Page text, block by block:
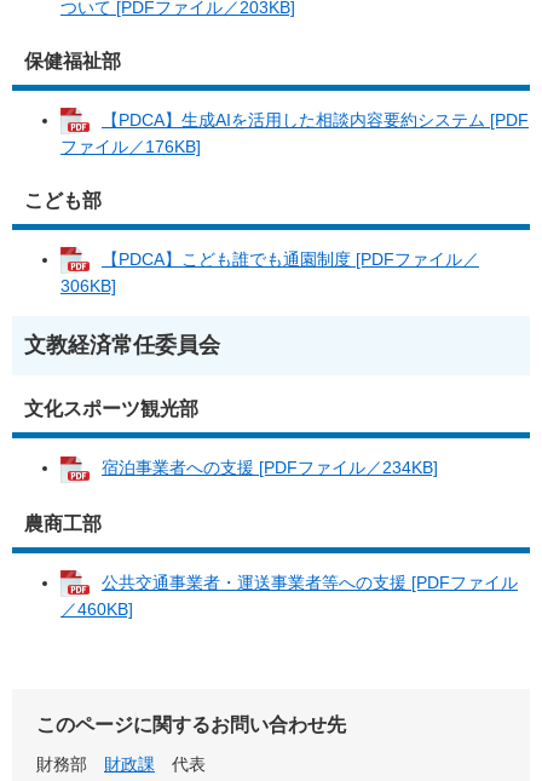
ついて [PDFファイル／203KB]
保健福祉部
【PDCA】生成AIを活用した相談内容要約システム [PDF
ファイル／176KB]
こども部
【PDCA】こども誰でも通園制度 [PDFファイル／
306KB]
文教経済常任委員会
文化スポーツ観光部
宿泊事業者への支援 [PDFファイル／234KB]
農商工部
公共交通事業者・運送事業者等への支援 [PDFファイル
／460KB]
このページに関するお問い合わせ先
財務部 財政課
代表